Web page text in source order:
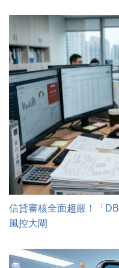
信貸審核全面趨嚴！「
風控大閘